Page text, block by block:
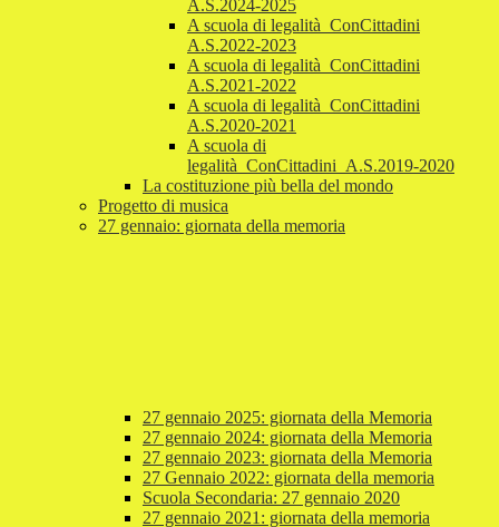
A.S.2024-2025
A scuola di legalità_ConCittadini
A.S.2022-2023
A scuola di legalità_ConCittadini
A.S.2021-2022
A scuola di legalità_ConCittadini
A.S.2020-2021
A scuola di
legalità_ConCittadini_A.S.2019-2020
La costituzione più bella del mondo
Progetto di musica
27 gennaio: giornata della memoria
27 gennaio 2025: giornata della Memoria
27 gennaio 2024: giornata della Memoria
27 gennaio 2023: giornata della Memoria
27 Gennaio 2022: giornata della memoria
Scuola Secondaria: 27 gennaio 2020
27 gennaio 2021: giornata della memoria